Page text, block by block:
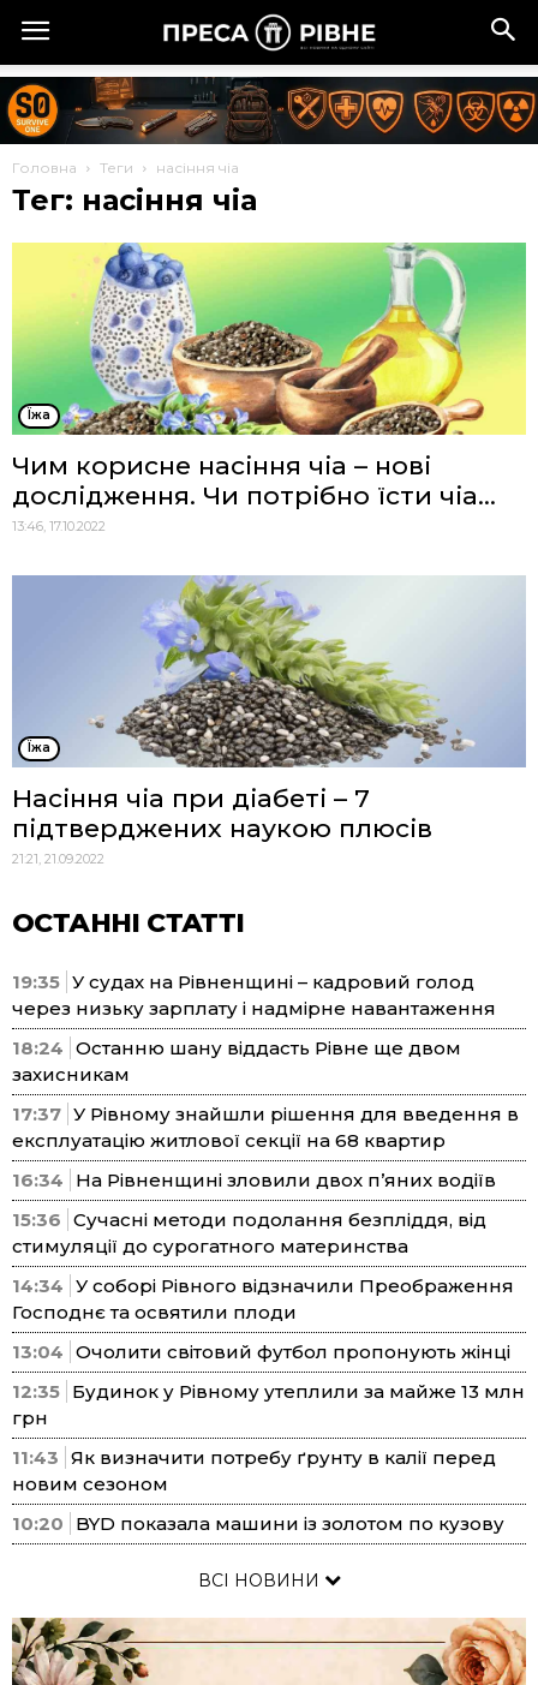
Головна Теги насіння чіа
Тег: насіння чіа
Їжа
Чим корисне насіння чіа – нові
дослідження. Чи потрібно їсти чіа...
13:46, 17.10.2022
Їжа
Насіння чіа при діабеті – 7
підтверджених наукою плюсів
21:21, 21.09.2022
ОСТАННІ СТАТТІ
19:35 У судах на Рівненщині – кадровий голод
через низьку зарплату і надмірне навантаження
18:24 Останню шану віддасть Рівне ще двом
захисникам
17:37 У Рівному знайшли рішення для введення в
експлуатацію житлової секції на 68 квартир
16:34
На Рівненщині зловили двох п’яних водіїв
15:36 Сучасні методи подолання безпліддя, від
стимуляції до сурогатного материнства
14:34 У соборі Рівного відзначили Преображення
Господнє та освятили плоди
13:04 Очолити світовий футбол пропонують жінці
12:35 Будинок у Рівному утеплили за майже 13 млн
грн
11:43 Як визначити потребу ґрунту в калії перед
новим сезоном
10:20
BYD показала машини із золотом по кузову
ВСІ НОВИНИ